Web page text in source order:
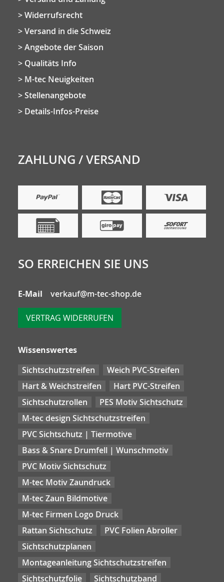
Widerrufsrecht
Versand in die Schweiz
Angebote der Saison
Qualitäts Info
M-tec Neuigkeiten
Stellenangebote
Details-Infos-Preise
ZAHLUNG / VERSAND
SO ERREICHEN SIE UNS
E-Mail verkauf@m-tec-shop.de
VERTRAG WIDERRUFEN
Wissenswertes
Sichtschutzstreifen
Weich PVC-Streifen
Hart & Weichstreifen
Hart PVC-Streifen
Sichtschutzrollen
PES Motiv Sichtschutz
M-tec design Sichtschutzstreifen
PVC Sichtschutz | Tiermotive
Bass & Snare Drumfell | Wunschmotiv
PVC Motiv Sichtschutz
M-tec Motiv Zaundruck
M-tec Zaun Bildmotive
M-tec Firmen Logo Druck
Rattan Sichtschutz
PVC Folien Abroller
Sichtschutzplanen
Montageanleitung Sichtschutzstreifen
Sichtschutzfolie
Sichtschutzband